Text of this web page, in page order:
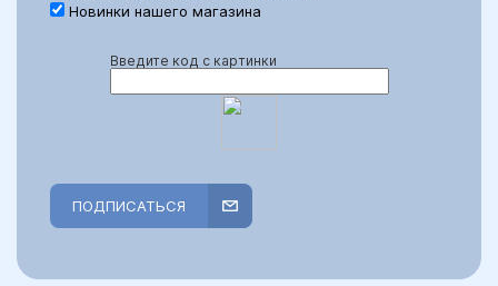
Новинки нашего магазина
Введите код с картинки
ПОДПИСАТЬСЯ